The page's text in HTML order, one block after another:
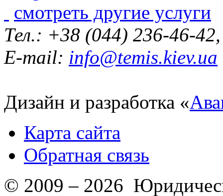
смотреть другие услуги
Тел.: +38 (044) 236-46-
E-mail: info@temis.kiev.ua
Дизайн и разработка «
Карта сайта
Обратная связь
© 2009 – 2026